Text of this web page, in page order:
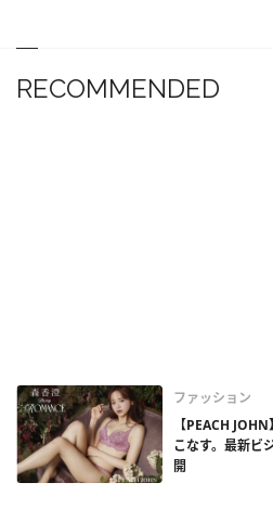
RECOMMENDED
ファッション
【PEACH
こなす。最新ビ
開